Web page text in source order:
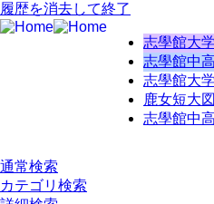
履歴を消去して終了
志學館大
志學館中
志學館大
鹿女短大
志學館中
通常検索
カテゴリ検索